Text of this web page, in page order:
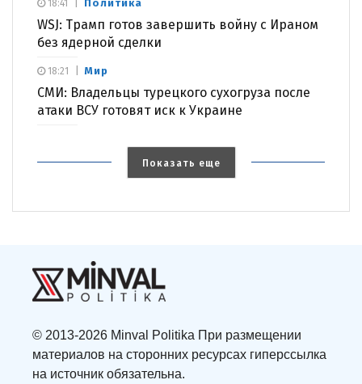
Политика
WSJ: Трамп готов завершить войну с Ираном
без ядерной сделки
18:41
Мир
СМИ: Владельцы турецкого сухогруза после
атаки ВСУ готовят иск к Украине
18:21
Показать еще
© 2013-2026 Minval Politika При размещении
материалов на сторонних ресурсах гиперссылка
на источник обязательна.